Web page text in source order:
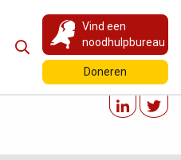
Vind een
noodhulpbureau
Doneren